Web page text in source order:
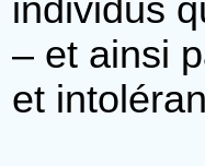
individus
– et ainsi
et